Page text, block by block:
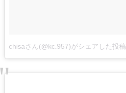
chisaさん(@kc.957)がシェアした投稿